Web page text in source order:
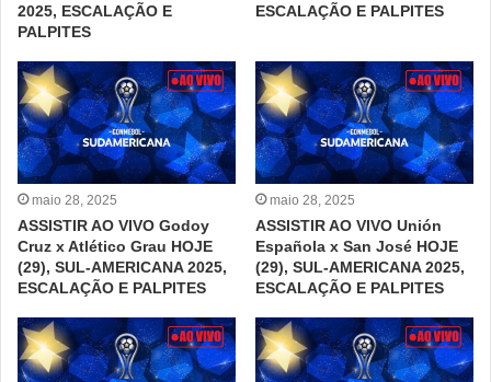
2025, ESCALAÇÃO E
PALPITES
ESCALAÇÃO E PALPITES
maio 28, 2025
ASSISTIR AO VIVO Godoy
Cruz x Atlético Grau HOJE
(29), SUL-AMERICANA 2025,
ESCALAÇÃO E PALPITES
maio 28, 2025
ASSISTIR AO VIVO Unión
Española x San José HOJE
(29), SUL-AMERICANA 2025,
ESCALAÇÃO E PALPITES